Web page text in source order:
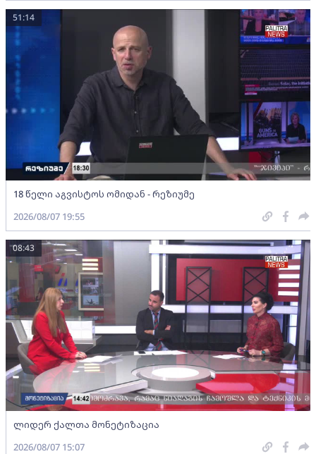
18 წელი აგვისტოს ომიდან - რეზიუმე
51:14
2026/08/07 19:55
ლიდერ ქალთა მონეტიზაცია
08:43
2026/08/07 15:07